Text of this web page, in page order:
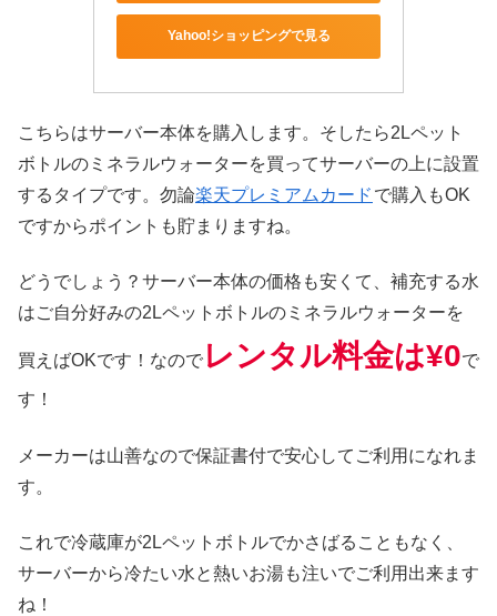
Yahoo!ショッピングで見る
こちらはサーバー本体を購入します。そしたら2Lペット
ボトルのミネラルウォーターを買ってサーバーの上に設置
するタイプです。勿論楽天プレミアムカード で購入もOK
ですからポイントも貯まりますね。
どうでしょう？サーバー本体の価格も安くて、補充する水
はご自分好みの2Lペットボトルのミネラルウォーターを
買えばOKです！なので レンタル料金は¥0で
す！
メーカーは山善なので保証書付で安心してご利用になれま
す。
これで冷蔵庫が2Lペットボトルでかさばることもなく、
サーバーから冷たい水と熱いお湯も注いでご利用出来ます
ね！